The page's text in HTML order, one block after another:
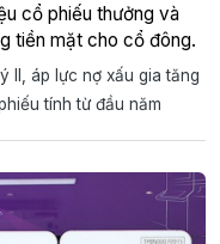
cổ phiếu thưởng và
tiền mặt cho cổ đông.
II, áp lực nợ xấu gia tăng
tính từ đầu năm